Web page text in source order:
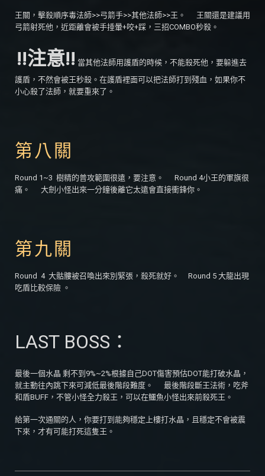
王關，擊殺順序毒法師>>弓箭手>>其他法師>>王。 王關還是建議用
弓箭射死他，近距離會被手捶暈+咬+踩，三招COMBO秒殺。
!!注意!! 當其他法師用護盾的時候，不能殺死他，要躲進去
護盾，不然會被王秒殺。在護盾裡面可以把法師打到殘血，如果你不
小心殺了法師，就要重來了。
第八關
Round 1~3 樹精的普攻範圍很遠，要注意。 Round 4小王的軍旗很
痛。 大劍小怪出來一分鐘後離它太遠會直接衝鋒你。
第九關
Round 4 大骷髏被召喚出來別緊張，殺死就好。 Round 5 大龍出現
吃盾比較保險 。
LAST BOSS：
最後一個水晶 剩不到9%~2%根據自己DOT傷害預估DOT能打破水晶，
就主動往內跳下來可減低最後階段難度。 最後階段斷王法術，吃斧
和盾BUFF，不管小怪全力殺王，可以在鱷魚小怪出來前殺死王。
給第一次通關的人，你要打到能夠穩定上樓打水晶，且穩定不會被震
下來，才有可能打死這隻王。